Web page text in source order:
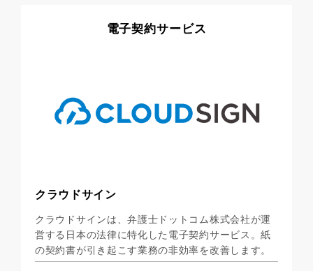
電子契約サービス
クラウドサイン
クラウドサインは、弁護士ドットコム株式会社が運
営する日本の法律に特化した電子契約サービス。紙
の契約書が引き起こす業務の非効率を改善します。